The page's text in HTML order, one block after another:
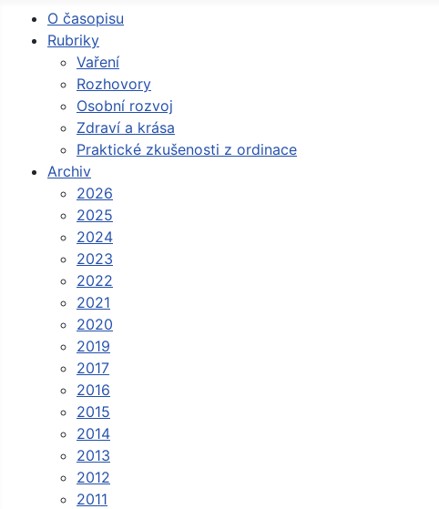
O časopisu
Rubriky
Vaření
Rozhovory
Osobní rozvoj
Zdraví a krása
Praktické zkušenosti z ordinace
Archiv
2026
2025
2024
2023
2022
2021
2020
2019
2017
2016
2015
2014
2013
2012
2011